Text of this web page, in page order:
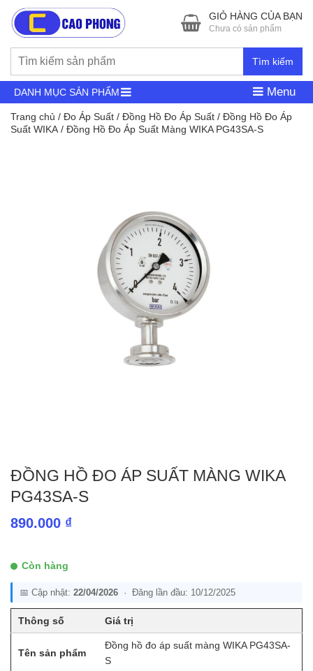
Tìm kiếm
GIỎ HÀNG CỦA BẠN
Chưa có sản phẩm
DANH MỤC SẢN PHẨM Menu
Trang chủ / Đo Áp Suất / Đồng Hồ Đo Áp Suất / Đồng Hồ Đo Áp
Suất WIKA / Đồng Hồ Đo Áp Suất Màng WIKA PG43SA-S
ĐỒNG HỒ ĐO ÁP SUẤT MÀNG WIKA
PG43SA-S
890.000 ₫
Còn hàng
📅 Cập nhật: 22/04/2026 · Đăng lần đầu: 10/12/2025
Thông số Giá trị
Tên sản phẩm
Đồng hồ đo áp suất màng WIKA PG43SA-
S